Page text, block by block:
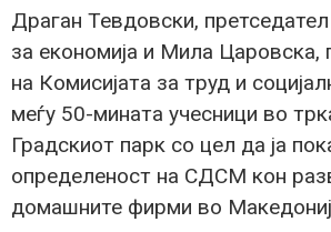
Драган Тевдовски,
за економија и Мила Царовска,
на Комисијата за труд и
меѓу 50-мината учесници во
Градскиот парк со цел да ја
определеност на СДСМ кон
домашните фирми во